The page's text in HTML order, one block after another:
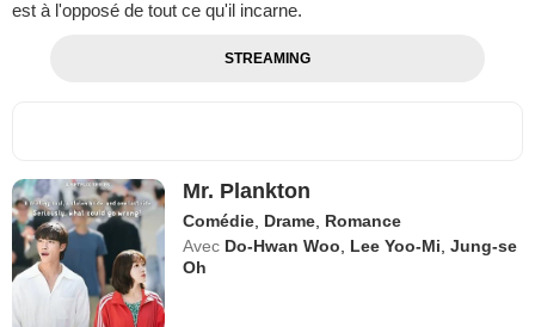
est à l'opposé de tout ce qu'il incarne.
STREAMING
Mr. Plankton
Comédie Drame Romance
Avec Do-Hwan Woo Lee Yoo-Mi ,Jung-se
Oh